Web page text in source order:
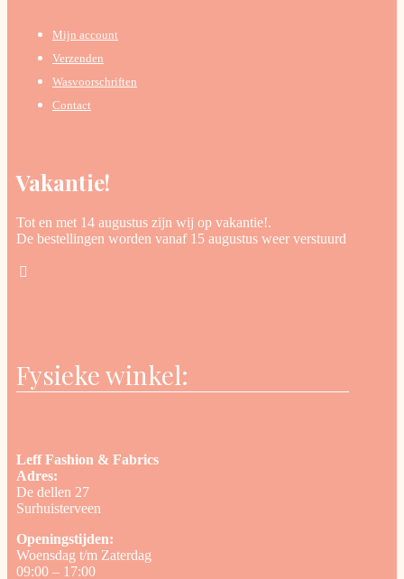
Mijn account
Verzenden
Wasvoorschriften
Contact
Vakantie!
Tot en met 14 augustus zijn wij op vakantie!.
De bestellingen worden vanaf 15 augustus weer verstuurd
Fysieke winkel:
Leff Fashion & Fabrics
Adres:
De dellen 27
Surhuisterveen
Openingstijden:
Woensdag t/m Zaterdag
09:00 – 17:00